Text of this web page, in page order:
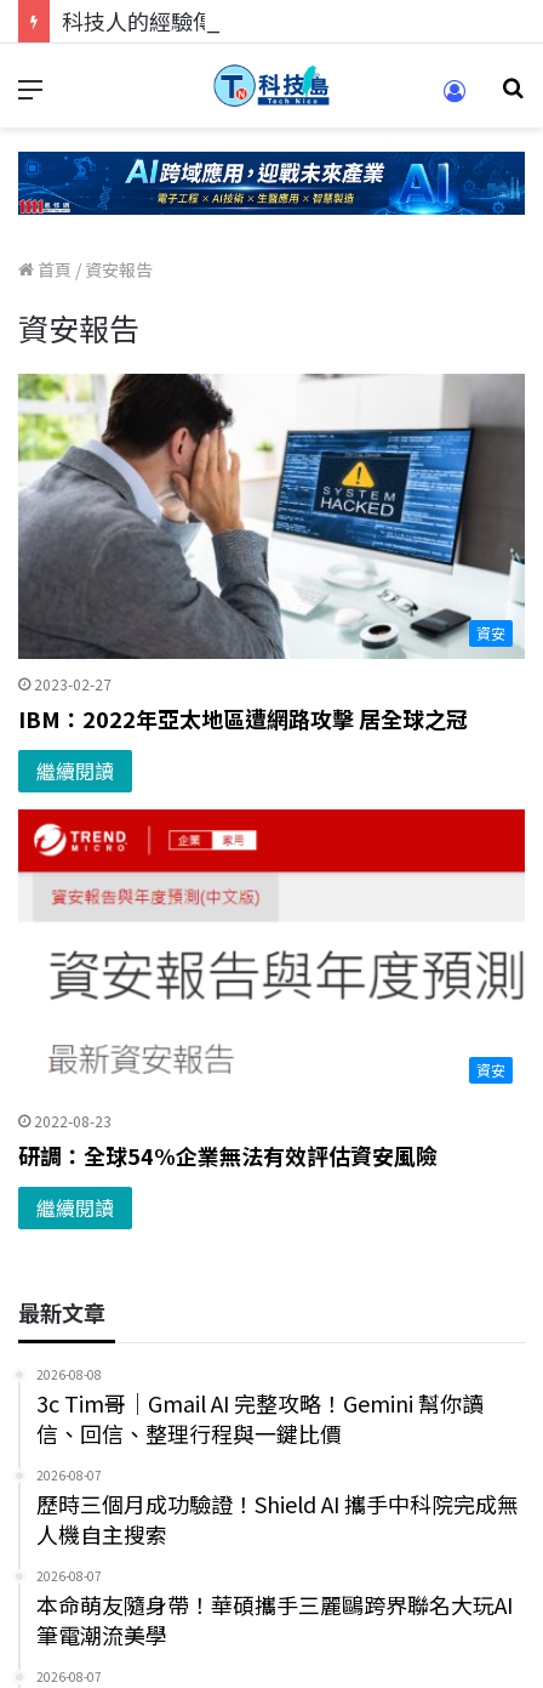
首頁 / 資安報告
資安報告
資安
2023-02-27
IBM：2022年亞太地區遭網路攻擊 居全球之冠
繼續閱讀
資安
2022-08-23
研調：全球54%企業無法有效評估資安風險
繼續閱讀
最新文章
2026-08-08
3c Tim哥｜Gmail AI 完整攻略！Gemini 幫你讀
信、回信、整理行程與一鍵比價
2026-08-07
歷時三個月成功驗證！Shield AI 攜手中科院完成無
人機自主搜索
2026-08-07
本命萌友隨身帶！華碩攜手三麗鷗跨界聯名大玩AI
筆電潮流美學
2026-08-07